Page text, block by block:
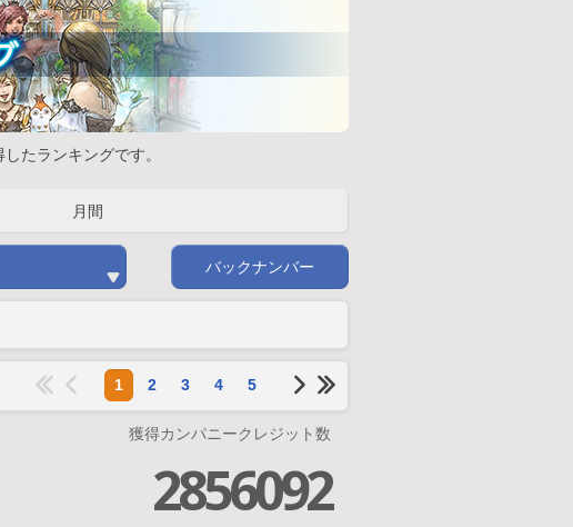
たランキングです。
月間
バックナンバー
1 2 3 4 5
獲得カンパニークレジット数
2856092